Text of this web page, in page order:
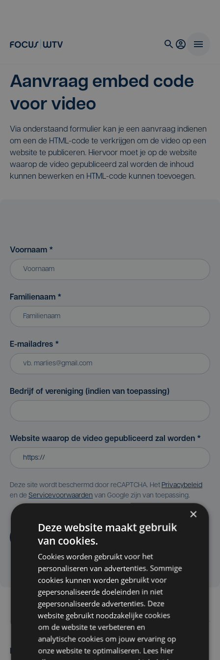
Aanvraag embed code
voor video
Via onderstaand formulier kan je een aanvraag indienen
om een de HTML-code te verkrijgen om de video op een
website te publiceren. Hiervoor moet je op de website
waarop de video gepubliceerd zal worden de inhoud
kunnen bewerken en HTML-code kunnen toevoegen.
Voornaam *
Familienaam *
E-mailadres *
Bedrijf of vereniging (indien van toepassing)
Website waarop de video gepubliceerd zal worden *
Deze site wordt beschermd door reCAPTCHA. Het Privacybeleid
en de Servicevoorwaarden van Google zijn van toepassing.
Aanvragen
Maak zelf het nieuws
×
Deze website maakt gebruik
van cookies.
Cookies worden gebruikt voor het
personaliseren van advertenties. Sommige
cookies kunnen worden gebruikt voor
gepersonaliseerde doeleinden in niet
gepersonaliseerde advertenties. Deze
website gebruikt noodzakelijke cookies
om de website te verbeteren en
analytische cookies om jouw ervaring op
onze website te optimaliseren. Lees hier